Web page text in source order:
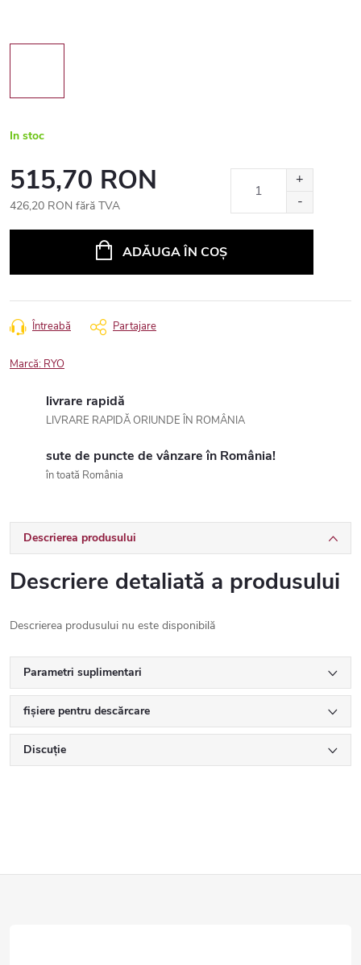
In stoc
515,70 RON
426,20 RON fără TVA
ADĂUGA ÎN COŞ
Întreabă Partajare
Marcă: RYO
livrare rapidă
LIVRARE RAPIDĂ ORIUNDE ÎN ROMÂNIA
sute de puncte de vânzare în România!
în toată România
Descrierea produsului
Descriere detaliată a produsului
Descrierea produsului nu este disponibilă
Parametri suplimentari
fișiere pentru descărcare
Discuţie